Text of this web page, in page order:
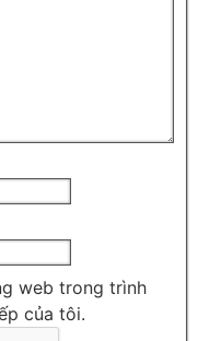
web trong trình
của tôi.